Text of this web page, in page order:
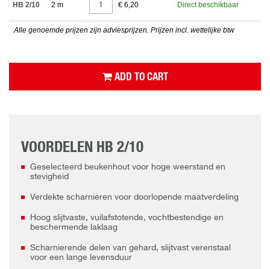
HB 2/10 2 m € 6,20 Direct beschikbaar
Alle genoemde prijzen zijn adviesprijzen. Prijzen incl. wettelijke btw
ADD TO CART
VOORDELEN HB 2/10
Geselecteerd beukenhout voor hoge weerstand en
stevigheid
Verdekte scharnieren voor doorlopende maatverdeling
Hoog slijtvaste, vuilafstotende, vochtbestendige en
beschermende laklaag
Scharnierende delen van gehard, slijtvast verenstaal
voor een lange levensduur